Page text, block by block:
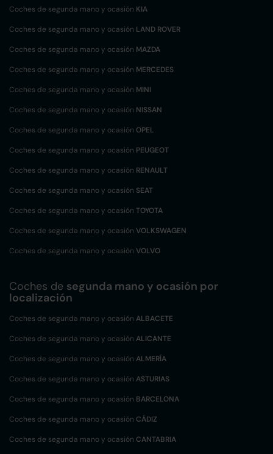
Coches de segunda mano y ocasión KIA
Coches de segunda mano y ocasión LAND ROVER
Coches de segunda mano y ocasión MAZDA
Coches de segunda mano y ocasión MERCEDES
Coches de segunda mano y ocasión MINI
Coches de segunda mano y ocasión NISSAN
Coches de segunda mano y ocasión OPEL
Coches de segunda mano y ocasión PEUGEOT
Coches de segunda mano y ocasión RENAULT
Coches de segunda mano y ocasión SEAT
Coches de segunda mano y ocasión TOYOTA
Coches de segunda mano y ocasión VOLKSWAGEN
Coches de segunda mano y ocasión VOLVO
Coches de segunda mano y ocasión por
localización
Coches de segunda mano y ocasión ALBACETE
Coches de segunda mano y ocasión ALICANTE
Coches de segunda mano y ocasión ALMERÍA
Coches de segunda mano y ocasión ASTURIAS
Coches de segunda mano y ocasión BARCELONA
Coches de segunda mano y ocasión CÁDIZ
Coches de segunda mano y ocasión CANTABRIA